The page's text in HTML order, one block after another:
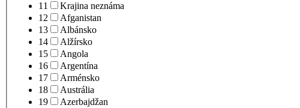
11
Krajina neznáma
12
Afganistan
13
Albánsko
14
Alžírsko
15
Angola
16
Argentína
17
Arménsko
18
Austrália
19
Azerbajdžan